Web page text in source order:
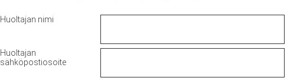
Huoltajan nimi
Huoltajan
sähköpostiosoite